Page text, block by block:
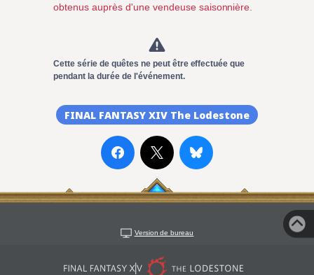
obtenus auprès d'une vendeuse saisonnière.
Cette série de quêtes ne peut être effectuée que
pendant la durée de l'événement.
FINAL FANTASY XIV The Lodestone
Version de bureau